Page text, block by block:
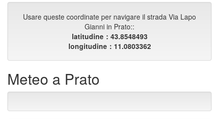
Usare queste coordinate per navigare il strada Via Lapo
Gianni in Prato::
latitudine：43.8548493
longitudine：11.0803362
Meteo a Prato